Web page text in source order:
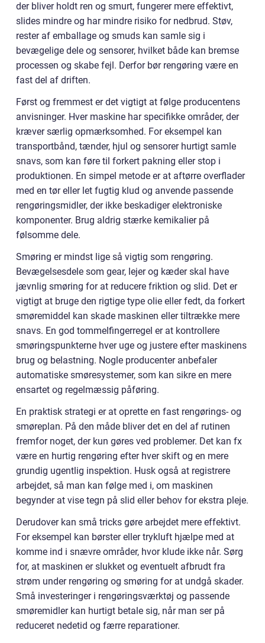
der bliver holdt ren og smurt, fungerer mere effektivt,
slides mindre og har mindre risiko for nedbrud. Støv,
rester af emballage og smuds kan samle sig i
bevægelige dele og sensorer, hvilket både kan bremse
processen og skabe fejl. Derfor bør rengøring være en
fast del af driften.
Først og fremmest er det vigtigt at følge producentens
anvisninger. Hver maskine har specifikke områder, der
kræver særlig opmærksomhed. For eksempel kan
transportbånd, tænder, hjul og sensorer hurtigt samle
snavs, som kan føre til forkert pakning eller stop i
produktionen. En simpel metode er at aftørre overflader
med en tør eller let fugtig klud og anvende passende
rengøringsmidler, der ikke beskadiger elektroniske
komponenter. Brug aldrig stærke kemikalier på
følsomme dele.
Smøring er mindst lige så vigtig som rengøring.
Bevægelsesdele som gear, lejer og kæder skal have
jævnlig smøring for at reducere friktion og slid. Det er
vigtigt at bruge den rigtige type olie eller fedt, da forkert
smøremiddel kan skade maskinen eller tiltrække mere
snavs. En god tommelfingerregel er at kontrollere
smøringspunkterne hver uge og justere efter maskinens
brug og belastning. Nogle producenter anbefaler
automatiske smøresystemer, som kan sikre en mere
ensartet og regelmæssig påføring.
En praktisk strategi er at oprette en fast rengørings- og
smøreplan. På den måde bliver det en del af rutinen
fremfor noget, der kun gøres ved problemer. Det kan fx
være en hurtig rengøring efter hver skift og en mere
grundig ugentlig inspektion. Husk også at registrere
arbejdet, så man kan følge med i, om maskinen
begynder at vise tegn på slid eller behov for ekstra pleje.
Derudover kan små tricks gøre arbejdet mere effektivt.
For eksempel kan børster eller trykluft hjælpe med at
komme ind i snævre områder, hvor klude ikke når. Sørg
for, at maskinen er slukket og eventuelt afbrudt fra
strøm under rengøring og smøring for at undgå skader.
Små investeringer i rengøringsværktøj og passende
smøremidler kan hurtigt betale sig, når man ser på
reduceret nedetid og færre reparationer.